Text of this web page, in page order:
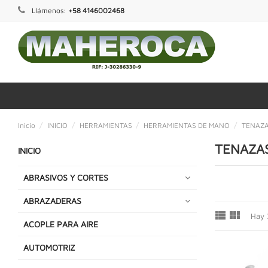
Llámenos: +58 4146002468
Inicio INICIO HERRAMIENTAS HERRAMIENTAS DE MANO
INICIO
ABRASIVOS Y CORTES
ABRAZADERAS
ACOPLE PARA AIRE
AUTOMOTRIZ
  Hay